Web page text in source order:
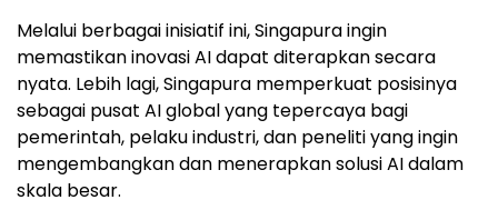
Melalui berbagai inisiatif ini, Singapura ingin
memastikan inovasi AI dapat diterapkan secara
nyata. Lebih lagi, Singapura memperkuat posisinya
sebagai pusat AI global yang tepercaya bagi
pemerintah, pelaku industri, dan peneliti yang ingin
mengembangkan dan menerapkan solusi AI dalam
skala besar.